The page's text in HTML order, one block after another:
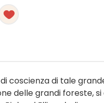
coscienza di tale
delle grandi foreste,